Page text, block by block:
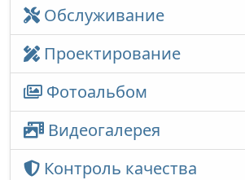
Обслуживание
Проектирование
Фотоальбом
Видеогалерея
Контроль качества